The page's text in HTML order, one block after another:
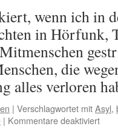
wenn ich in
in Hörfunk,
die
alles verloren
| Verschlagwortet mitAsyl,
| Kommentare deaktiviert